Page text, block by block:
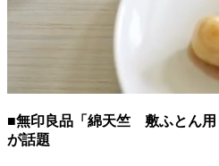
■無印良品「綿天竺 敷ふとん
が話題